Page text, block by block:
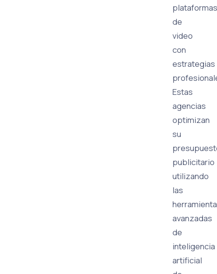
plataformas
de
video
con
estrategias
Estas
agencias
optimizan
su
publicitario
utilizando
las
avanzadas
de
inteligencia
artificial